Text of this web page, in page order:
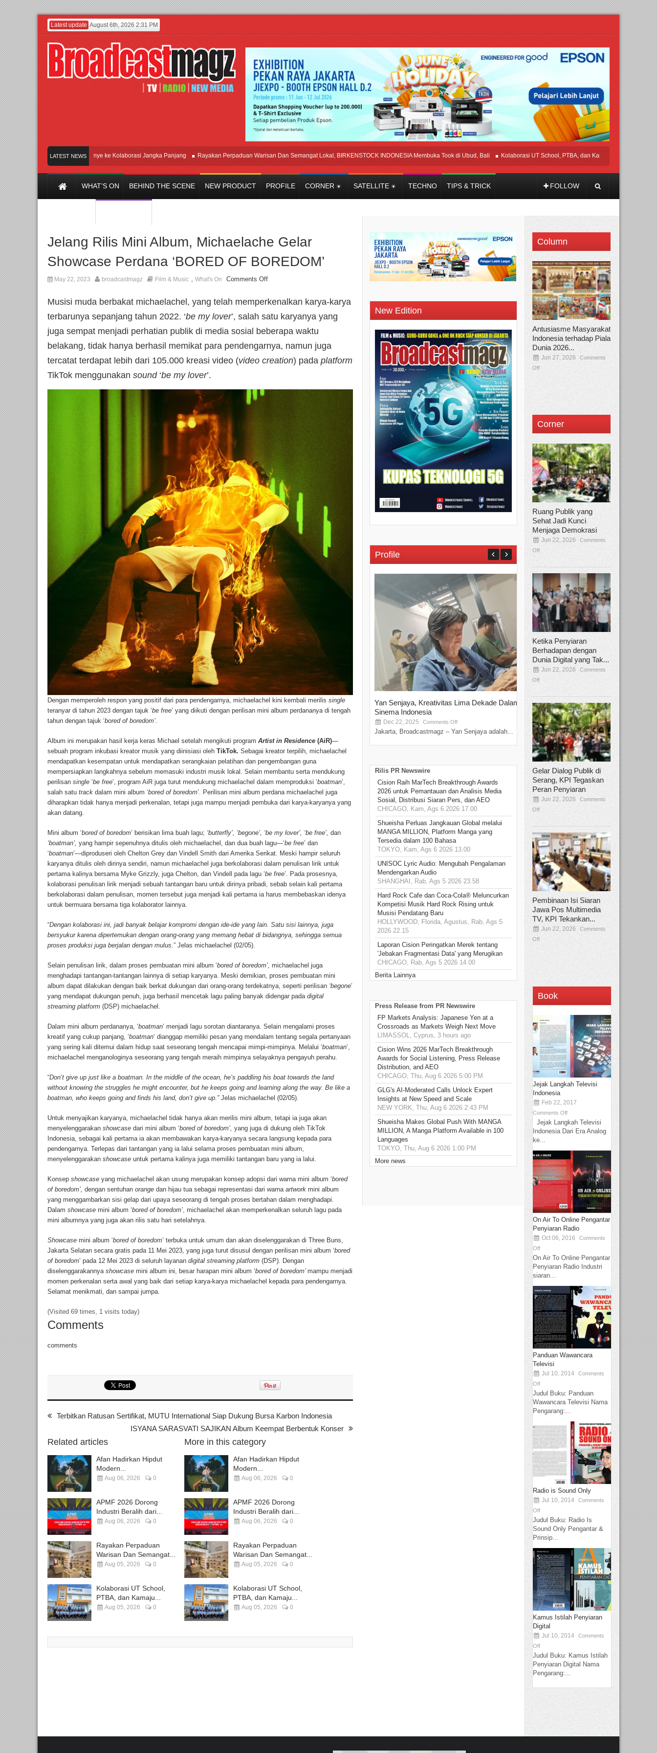
Latest update August 6th, 2026 2:31 PM
LATEST NEWS
Beralih dari Kampanye ke Kolaborasi Jangka Panjang Rayakan Perpaduan Warisan Dan Semangat Lokal, BIRKENSTOCK INDONESIA Membuka Took di Ubud, Bali Kolaborasi UT School, PTBA, dan Kamaju Tingkatkan Kualitas
WHAT’S ON BEHIND THE SCENE NEW PRODUCT PROFILE CORNER SATELLITE TECHNO TIPS & TRICK FOLLOW
Jelang Rilis Mini Album, Michaelache Gelar
Showcase Perdana ‘BORED OF BOREDOM’
May 22, 2023 broadcastmagz Film & Music , What's On Comments Off
Musisi muda berbakat michaelachel, yang telah memperkenalkan karya-karya
terbarunya sepanjang tahun 2022. ‘be my lover’, salah satu karyanya yang
juga sempat menjadi perhatian publik di media sosial beberapa waktu
belakang, tidak hanya berhasil memikat para pendengarnya, namun juga
tercatat terdapat lebih dari 105.000 kreasi video (video creation) pada platform
TikTok menggunakan sound ‘be my lover’.
Dengan memperoleh respon yang positif dari para pendengarnya, michaelachel kini kembali merilis single
teranyar di tahun 2023 dengan tajuk ‘be free’ yang diikuti dengan perilisan mini album perdananya di tengah
tahun dengan tajuk ‘bored of boredom’.
Album ini merupakan hasil kerja keras Michael setelah mengikuti program Artist in Residence (AiR)—
sebuah program inkubasi kreator musik yang diinisiasi oleh TikTok. Sebagai kreator terpilih, michaelachel
mendapatkan kesempatan untuk mendapatkan serangkaian pelatihan dan pengembangan guna
mempersiapkan langkahnya sebelum memasuki industri musik lokal. Selain membantu serta mendukung
perilisan single ‘be free’, program AiR juga turut mendukung michaelachel dalam memproduksi ‘boatman’,
salah satu track dalam mini album ‘bored of boredom’. Perilisan mini album perdana michaelachel juga
diharapkan tidak hanya menjadi perkenalan, tetapi juga mampu menjadi pembuka dari karya-karyanya yang
akan datang.
Mini album ‘bored of boredom’ berisikan lima buah lagu; ‘butterfly’, ‘begone’, ‘be my lover’, ‘be free’, dan
‘boatman’, yang hampir sepenuhnya ditulis oleh michaelachel, dan dua buah lagu—‘be free’ dan
‘boatman’—diproduseri oleh Chelton Grey dan Vindell Smith dari Amerika Serikat. Meski hampir seluruh
karyanya ditulis oleh dirinya sendiri, namun michaelachel juga berkolaborasi dalam penulisan lirik untuk
pertama kalinya bersama Myke Grizzly, juga Chelton, dan Vindell pada lagu ‘be free’. Pada prosesnya,
kolaborasi penulisan lirik menjadi sebuah tantangan baru untuk dirinya pribadi, sebab selain kali pertama
berkolaborasi dalam penulisan, momen tersebut juga menjadi kali pertama ia harus membebaskan idenya
untuk bermuara bersama tiga kolaborator lainnya.
“Dengan kolaborasi ini, jadi banyak belajar kompromi dengan ide-ide yang lain. Satu sisi lainnya, juga
bersyukur karena dipertemukan dengan orang-orang yang memang hebat di bidangnya, sehingga semua
proses produksi juga berjalan dengan mulus.” Jelas michaelachel (02/05).
Selain penulisan lirik, dalam proses pembuatan mini album ‘bored of boredom’, michaelachel juga
menghadapi tantangan-tantangan lainnya di setiap karyanya. Meski demikian, proses pembuatan mini
album dapat dilakukan dengan baik berkat dukungan dari orang-orang terdekatnya, seperti perilisan ‘begone’
yang mendapat dukungan penuh, juga berhasil mencetak lagu paling banyak didengar pada digital
streaming platform (DSP) michaelachel.
Dalam mini album perdananya, ‘boatman’ menjadi lagu sorotan diantaranya. Selain mengalami proses
kreatif yang cukup panjang, ‘boatman’ dianggap memiliki pesan yang mendalam tentang segala pertanyaan
yang sering kali ditemui dalam hidup saat seseorang tengah mencapai mimpi-mimpinya. Melalui ‘boatman’,
michaelachel menganologinya seseorang yang tengah meraih mimpinya selayaknya pengayuh perahu.
“Don’t give up just like a boatman. In the middle of the ocean, he’s paddling his boat towards the land
without knowing the struggles he might encounter, but he keeps going and learning along the way. Be like a
boatman, who keeps going and finds his land, don’t give up.” Jelas michaelachel (02/05).
Untuk menyajikan karyanya, michaelachel tidak hanya akan merilis mini album, tetapi ia juga akan
menyelenggarakan showcase dari mini album ‘bored of boredom’, yang juga di dukung oleh TikTok
Indonesia, sebagai kali pertama ia akan membawakan karya-karyanya secara langsung kepada para
pendengarnya. Terlepas dari tantangan yang ia lalui selama proses pembuatan mini album,
menyelenggarakan showcase untuk pertama kalinya juga memiliki tantangan baru yang ia lalui.
Konsep showcase yang michaelachel akan usung merupakan konsep adopsi dari warna mini album ‘bored
of boredom’, dengan sentuhan orange dan hijau tua sebagai representasi dari warna artwork mini album
yang menggambarkan sisi gelap dari upaya seseorang di tengah proses bertahan dalam menghadapi.
Dalam showcase mini album ‘bored of boredom’, michaelachel akan memperkenalkan seluruh lagu pada
mini albumnya yang juga akan rilis satu hari setelahnya.
Showcase mini album ‘bored of boredom’ terbuka untuk umum dan akan diselenggarakan di Three Buns,
Jakarta Selatan secara gratis pada 11 Mei 2023, yang juga turut disusul dengan perilisan mini album ‘bored
of boredom’ pada 12 Mei 2023 di seluruh layanan digital streaming platform (DSP). Dengan
diselenggarakannya showcase mini album ini, besar harapan mini album ‘bored of boredom’ mampu menjadi
momen perkenalan serta awal yang baik dari setiap karya-karya michaelachel kepada para pendengarnya.
Selamat menikmati, dan sampai jumpa.
(Visited 69 times, 1 visits today)
Comments
comments
Terbitkan Ratusan Sertifikat, MUTU International Siap Dukung Bursa Karbon Indonesia
ISYANA SARASVATI SAJIKAN Album Keempat Berbentuk Konser
Related articles
Afan Hadirkan Hipdut
Modern...
Aug 06, 2026 0
APMF 2026 Dorong
Industri Beralih dari...
Aug 06, 2026 0
Rayakan Perpaduan
Warisan Dan Semangat...
Aug 05, 2026 0
Kolaborasi UT School,
PTBA, dan Kamaju...
Aug 05, 2026 0
More in this category
Afan Hadirkan Hipdut
Modern...
Aug 06, 2026 0
APMF 2026 Dorong
Industri Beralih dari...
Aug 06, 2026 0
Rayakan Perpaduan
Warisan Dan Semangat...
Aug 05, 2026 0
Kolaborasi UT School,
PTBA, dan Kamaju...
Aug 05, 2026 0
New Edition
Profile
Yan Senjaya, Kreativitas Lima Dekade Dalam
Sinema Indonesia
Dec 22, 2025 Comments Off
Jakarta, Broadcastmagz – Yan Senjaya adalah...
Tamee Irelly Menjadi Juri Open
Film Terbaru...
Sep 08, 2025 Comments Off
Bekasi, Broadcastmagz – Dalam upaya
talenta...
Rilis PR Newswire
Cision Raih MarTech Breakthrough Awards
2026 untuk Pemantauan dan Analisis Media
Sosial, Distribusi Siaran Pers, dan AEO
CHICAGO, Kam, Ags 6 2026 17.00
Shueisha Perluas Jangkauan Global melalui
MANGA MILLION, Platform Manga yang
Tersedia dalam 100 Bahasa
TOKYO, Kam, Ags 6 2026 13.00
UNISOC Lyric Audio: Mengubah Pengalaman
Mendengarkan Audio
SHANGHAI, Rab, Ags 5 2026 23.58
Hard Rock Cafe dan Coca-Cola® Meluncurkan
Kompetisi Musik Hard Rock Rising untuk
Musisi Pendatang Baru
HOLLYWOOD, Florida, Agustus, Rab, Ags 5
2026 22.15
Laporan Cision Peringatkan Merek tentang
'Jebakan Fragmentasi Data' yang Merugikan
CHICAGO, Rab, Ags 5 2026 14.00
Berita Lainnya
Press Release from PR Newswire
FP Markets Analysis: Japanese Yen at a
Crossroads as Markets Weigh Next Move
LIMASSOL, Cyprus, 3 hours ago
Cision Wins 2026 MarTech Breakthrough
Awards for Social Listening, Press Release
Distribution, and AEO
CHICAGO, Thu, Aug 6 2026 5:00 PM
GLG's AI-Moderated Calls Unlock Expert
Insights at New Speed and Scale
NEW YORK, Thu, Aug 6 2026 2:43 PM
Shueisha Makes Global Push With MANGA
MILLION, A Manga Platform Available in 100
Languages
TOKYO, Thu, Aug 6 2026 1:00 PM
More news
Column
Antusiasme Masyarakat
Indonesia terhadap Piala
Dunia 2026...
Jun 27, 2026
Comments
Off
Corner
Ruang Publik yang
Sehat Jadi Kunci
Menjaga Demokrasi
Jun 22, 2026
Comments
Off
Ketika Penyiaran
Berhadapan dengan
Dunia Digital yang Tak...
Jun 22, 2026
Comments
Off
Gelar Dialog Publik di
Serang, KPI Tegaskan
Peran Penyiaran
Jun 22, 2026
Comments
Off
Pembinaan Isi Siaran
Jawa Pos Multimedia
TV, KPI Tekankan...
Jun 22, 2026
Comments
Off
Book
Jejak Langkah Televisi
Indonesia
Feb 22, 2017
Comments Off
Jejak Langkah Televisi
Indonesia Dari Era Analog
ke...
On Air To Online Pengantar
Penyiaran Radio
Oct 06, 2016
Comments
Off
On Air To Online Pengantar
Penyiaran Radio Industri
siaran...
Panduan Wawancara
Televisi
Jul 10, 2014
Comments
Off
Judul Buku: Panduan
Wawancara Televisi Nama
Pengarang:...
Radio is Sound Only
Jul 10, 2014
Comments
Off
Judul Buku: Radio Is
Sound Only Pengantar &
Prinsip...
Kamus Istilah Penyiaran
Digital
Jul 10, 2014
Comments
Off
Judul Buku: Kamus Istilah
Penyiaran Digital Nama
Pengarang:...